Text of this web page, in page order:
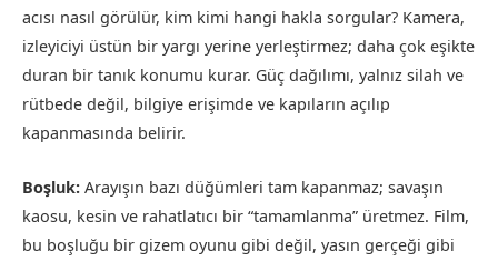
acısı nasıl görülür, kim kimi hangi hakla sorgular? Kamera,
izleyiciyi üstün bir yargı yerine yerleştirmez; daha çok eşikte
duran bir tanık konumu kurar. Güç dağılımı, yalnız silah ve
rütbede değil, bilgiye erişimde ve kapıların açılıp
kapanmasında belirir.
Boşluk: Arayışın bazı düğümleri tam kapanmaz; savaşın
kaosu, kesin ve rahatlatıcı bir “tamamlanma” üretmez. Film,
bu boşluğu bir gizem oyunu gibi değil, yasın gerçeği gibi